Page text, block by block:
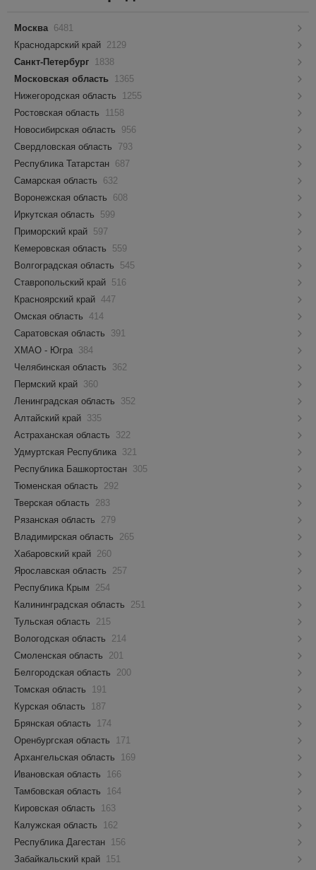
Москва 6481
Краснодарский край 2129
Санкт-Петербург 1838
Московская область 1365
Нижегородская область
1255
Ростовская область
1158
Новосибирская область
956
Свердловская область
793
Республика Татарстан 687
Самарская область
632
Воронежская область
608
Иркутская область
599
Приморский край 597
Кемеровская область
559
Волгоградская область
545
Ставропольский край 516
Красноярский край 447
Омская область 414
Саратовская область
391
ХМАО - Югра 384
Челябинская область
362
Пермский край 360
Ленинградская область
352
Алтайский край 335
Астраханская область
322
Удмуртская Республика 321
Республика Башкортостан 305
Тюменская область
292
Тверская область
283
Рязанская область
279
Владимирская область
265
Хабаровский край 260
Ярославская область
257
Республика Крым
254
Калининградская область
251
Тульская область
215
Вологодская область
214
Смоленская область
201
Белгородская область
200
Томская область
191
Курская область
187
Брянская область
174
Оренбургская область
171
Архангельская область
169
Ивановская область
166
Тамбовская область
164
Кировская область
163
Калужская область
162
Республика Дагестан 156
Забайкальский край 151